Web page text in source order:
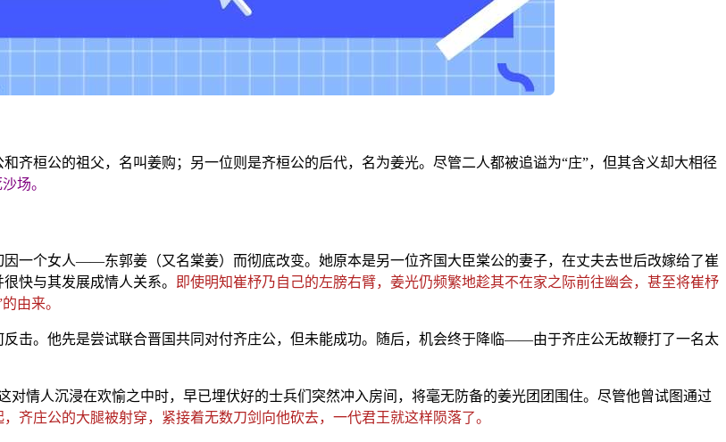
齐桓公的祖父，名叫姜购；另一位则是齐桓公的后代，名为姜光。尽管二人都被追谥为“庄”，但其含义却大相径
场。
一个女人——东郭姜（又名棠姜）而彻底改变。她原本是另一位齐国大臣棠公的妻子，在丈夫去世后改嫁给了崔
快与其发展成情人关系。
即使明知崔杼乃自己的左膀右臂，姜光仍频繁地趁其不在家之际前往幽会，甚至将崔杼
由来。
击。他先是尝试联合晋国共同对付齐庄公，但未能成功。随后，机会终于降临——由于齐庄公无故鞭打了一名太
情人沉浸在欢愉之中时，早已埋伏好的士兵们突然冲入房间，将毫无防备的姜光团团围住。尽管他曾试图通过
齐庄公的大腿被射穿，紧接着无数刀剑向他砍去，一代君王就这样陨落了。